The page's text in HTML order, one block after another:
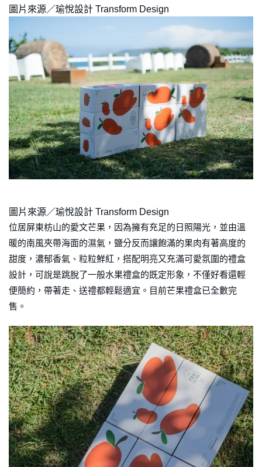
圖片來源／瑜悅設計 Transform Design
圖片來源／瑜悅設計 Transform Design
位居屏東枋山的愛文芒果，因為擁有充足的日照陽光，並由溫
暖的南風夾帶海面的濕氣，鹽分反而讓飽滿的果肉有著高度的
甜度，濃郁香氣、粒粒鮮紅，搭配明亮又充滿可愛氛圍的禮盒
設計，可說是跳脫了一般水果禮盒的既定形象，不僅好看還輕
便簡約，帶著走、送禮都輕鬆適宜。目前芒果禮盒已全數完
售。